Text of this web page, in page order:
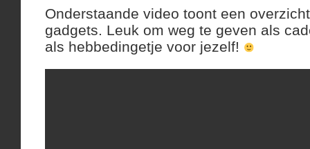
Onderstaande video toont een
gadgets. Leuk om weg te geven als
als hebbedingetje voor jezelf!